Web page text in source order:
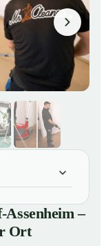
– fasertief
–
Ort